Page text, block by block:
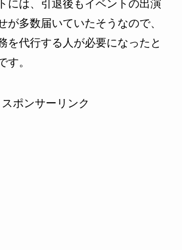
には、引退後もイベントの出演
が多数届いていたそうなので、
を代行する人が必要になったと
す。
スポンサーリンク